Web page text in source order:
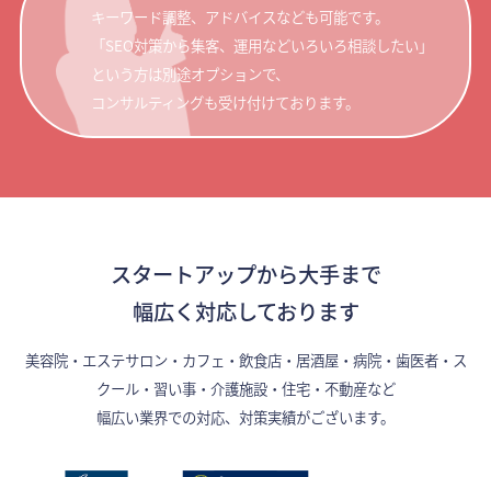
キーワード調整、アドバイスなども可能です。
「SEO対策から集客、運用などいろいろ相談したい」
という方は別途オプションで、
コンサルティングも受け付けております。
スタートアップから大手まで
幅広く対応しております
美容院・エステサロン・カフェ・飲食店・居酒屋・病院・歯医者・ス
クール・習い事・介護施設・住宅・不動産など
幅広い業界での対応、対策実績がございます。